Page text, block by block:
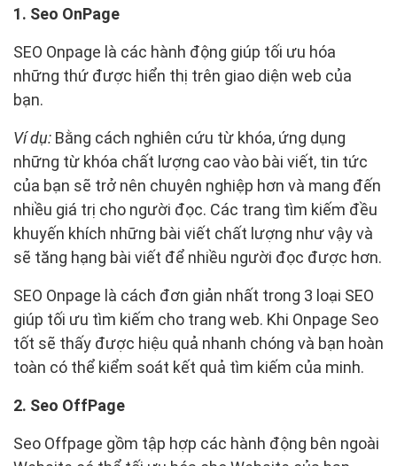
1. Seo OnPage
SEO Onpage là các hành động giúp tối ưu hóa
những thứ được hiển thị trên giao diện web của
bạn.
Ví dụ: Bằng cách nghiên cứu từ khóa, ứng dụng
những từ khóa chất lượng cao vào bài viết, tin tức
của bạn sẽ trở nên chuyên nghiệp hơn và mang đến
nhiều giá trị cho người đọc. Các trang tìm kiếm đều
khuyến khích những bài viết chất lượng như vậy và
sẽ tăng hạng bài viết để nhiều người đọc được hơn.
SEO Onpage là cách đơn giản nhất trong 3 loại SEO
giúp tối ưu tìm kiếm cho trang web. Khi Onpage Seo
tốt sẽ thấy được hiệu quả nhanh chóng và bạn hoàn
toàn có thể kiểm soát kết quả tìm kiếm của minh.
2. Seo OffPage
Seo Offpage gồm tập hợp các hành động bên ngoài